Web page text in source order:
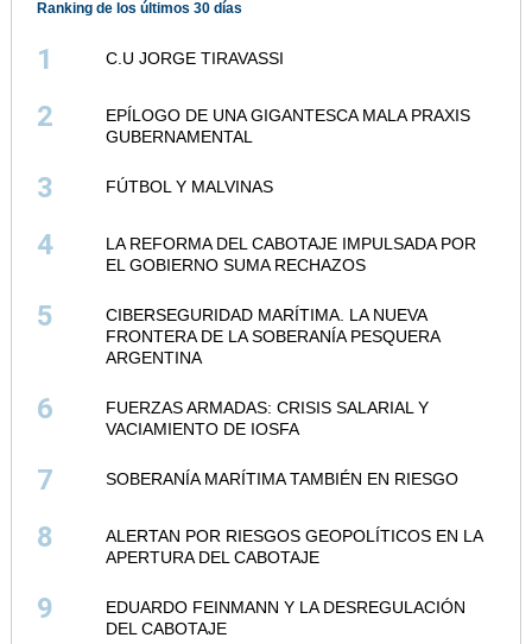
Ranking de los últimos 30 días
1 C.U JORGE TIRAVASSI
2
EPÍLOGO DE UNA GIGANTESCA MALA PRAXIS
GUBERNAMENTAL
3 FÚTBOL Y MALVINAS
4
LA REFORMA DEL CABOTAJE IMPULSADA POR
EL GOBIERNO SUMA RECHAZOS
5
CIBERSEGURIDAD MARÍTIMA. LA NUEVA
FRONTERA DE LA SOBERANÍA PESQUERA
ARGENTINA
6
FUERZAS ARMADAS: CRISIS SALARIAL Y
VACIAMIENTO DE IOSFA
7 SOBERANÍA MARÍTIMA TAMBIÉN EN RIESGO
8
ALERTAN POR RIESGOS GEOPOLÍTICOS EN LA
APERTURA DEL CABOTAJE
9
EDUARDO FEINMANN Y LA DESREGULACIÓN
DEL CABOTAJE